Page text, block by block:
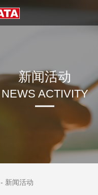
新闻活动
NEWS ACTIVITY
- 新闻活动